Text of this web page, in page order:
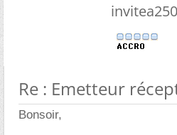
Re : Emetteur
Bonsoir,